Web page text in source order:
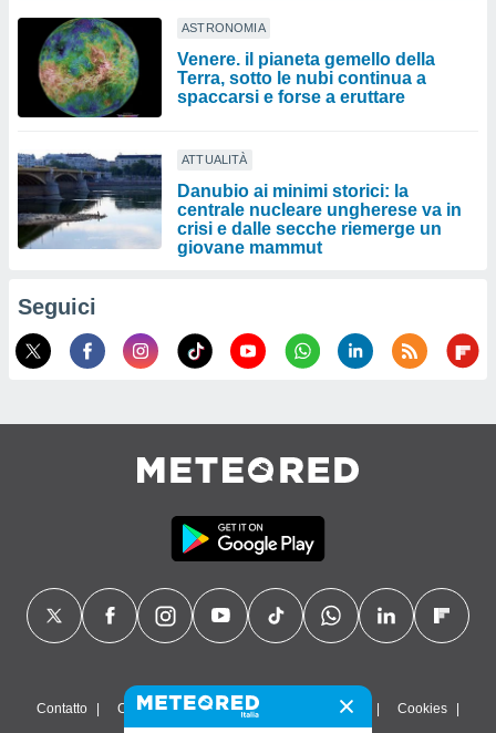
ASTRONOMIA
Venere. il pianeta gemello della
Terra, sotto le nubi continua a
spaccarsi e forse a eruttare
ATTUALITÀ
Danubio ai minimi storici: la
centrale nucleare ungherese va in
crisi e dalle secche riemerge un
giovane mammut
Seguici
Contatto Chi siamo FAQ Termini di utilizzo Cookies